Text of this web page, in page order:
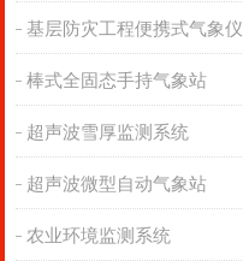
基层防灾工程便携式气象仪
棒式全固态手持气象站
超声波雪厚监测系统
超声波微型自动气象站
农业环境监测系统